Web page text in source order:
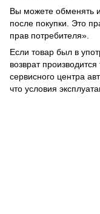
Вы можете обменять
после покупки. Это
прав потребителя».
Если товар был в
возврат
сервисного центра
что условия